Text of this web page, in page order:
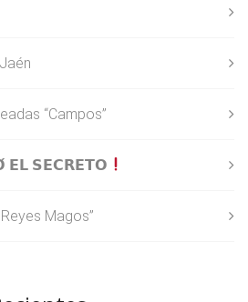
“Campos”
𝗘𝗟 𝗦𝗘𝗖𝗥𝗘𝗧𝗢
Magos”